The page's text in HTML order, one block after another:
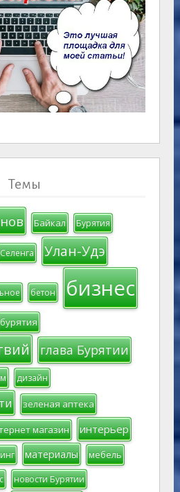
Темы
Байкал Бурятия
Селенга Улан-Удэ
бетон бизнес
бурятия
глава Бурятии
дизайн
зеленая аптека
магазин интерьер
материалы мебель
новости Бурятии